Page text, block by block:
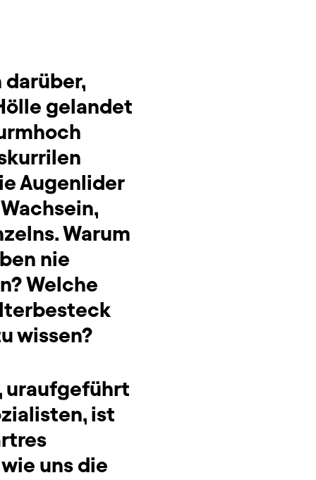
darüber,
gelandet
Augenlider
Warum
nie
Welche
wissen?
uraufgeführt
ist
uns die